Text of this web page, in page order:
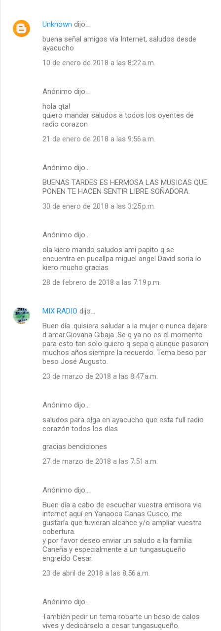
Unknown dijo…
buena señal amigos vía Internet, saludos desde
ayacucho
10 de enero de 2018 a las 8:22 a.m.
Anónimo dijo…
hola qtal
quiero mandar saludos a todos los oyentes de
radio corazon
21 de enero de 2018 a las 9:56 a.m.
Anónimo dijo…
BUENAS TARDES ES HERMOSA LAS MUSICAS QUE
PONEN TE HACEN SENTIR LIBRE SOÑADORA.
30 de enero de 2018 a las 3:25 p.m.
Anónimo dijo…
ola kiero mando saludos ami papito q se
encuentra en pucallpa miguel angel David soria lo
kiero mucho gracias
28 de febrero de 2018 a las 7:19 p.m.
MIX RADIO dijo…
Buen día .quisiera saludar a la mujer q nunca dejare
d amar.Giovana Gibaja .Se q ya no es el momento
para esto tan solo quiero q sepa q aunque pasaron
muchos años.siempre la recuerdo. Tema beso por
beso José Augusto.
23 de marzo de 2018 a las 8:47 a.m.
Anónimo dijo…
saludos para olga en ayacucho que esta full radio
corazón todos los días
gracias bendiciones
27 de marzo de 2018 a las 7:51 a.m.
Anónimo dijo…
Buen día a cabo de escuchar vuestra emisora via
internet aquí en Yanaoca Canas Cusco, me
gustaría que tuvieran alcance y/o ampliar vuestra
cobertura.
y por favor deseo enviar un saludo a la familia
Caneña y especialmente a un tungasuqueño
engreído Cesar.
23 de abril de 2018 a las 8:56 a.m.
Anónimo dijo…
También pedir un tema robarte un beso de calos
vives y dedicárselo a cesar tungasuqueño.